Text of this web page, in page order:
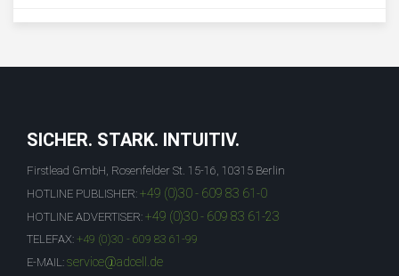
SICHER. STARK. INTUITIV.
Firstlead GmbH, Rosenfelder St. 15-16, 10315 Berlin
HOTLINE PUBLISHER: +49 (0)30 - 609 83 61-0
HOTLINE ADVERTISER: +49 (0)30 - 609 83 61-23
TELEFAX: +49 (0)30 - 609 83 61-99
E-MAIL: service@adcell.de